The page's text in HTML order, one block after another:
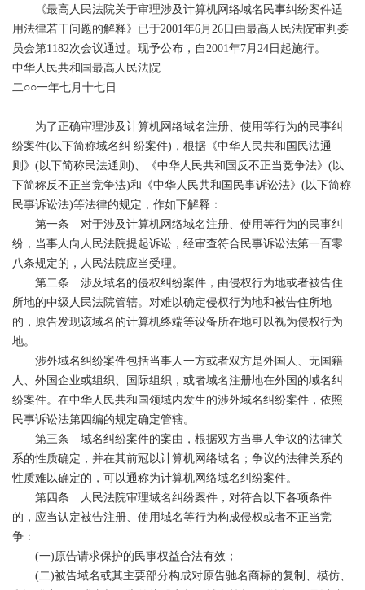
《最高人民法院关于审理涉及计算机网络域名民事纠纷案件适
用法律若干问题的解释》已于2001 年6 月 26 日由最高人民法院审判委
员会第1182次会议通过。现予公布，自 2001 年7 月 24 日起施行。
中华人民共和国最高人民法院
二 ○○一年七月十七日
为了正确审理涉及计算机网络域名注册、使用等行为的民事纠
纷案件(以下简称域名纠 纷案件) ，根据 《中华人民共和国民法通
则》 (以下简称民法通则 ) 《中华人民共和国反不正当竞争法》 (以
下简称反不正当竞争法)和 《中华人民共和国民事诉讼法》 (以下简称
民事诉讼法)等法律的规定，作如下解释：
第一条 对于涉及计算机网络域名注册、使用等行为的民事纠
纷，当事人向人民法院提起诉讼，经审查符合 民事诉讼法第一百零
八条规定的，人民法院应当受理。
第二条 涉及域名的侵权纠纷案件，由侵权行为地或者被告住
所地的中级人民法院管辖。对难以确定侵权行为地和被告住所地
的，原告发现该域名的计算机终端等设备所在地可以视为侵权行为
地。
涉外域名纠纷案件包括当事人一方或者双方是外国人、无国籍
人、外国企业或组织、国际组织，或者域名注册地在外国的域名纠
纷案件。在中华人民共和国领域内发生的涉外域名纠纷案件，依照
民事诉讼法第四编的规定确定管辖。
第三条 域名纠纷案件的案由，根据双方当事人争议的法律关
系的性质确定，并在其前冠以计算机网络域名；争议的法律关系的
性质难以确定的，可以通称为计算机网络域名纠纷案件。
第四条 人民法院审理域名纠纷案件，对符合以下各项条件
的，应当认定被告注册、使用域名等行为构成侵权或者不正当竞
争：
(一) 原告请求保护的民事权益合法有效；
(二)被告域名或其主要部分构成对原告驰名商标的复制、模仿、